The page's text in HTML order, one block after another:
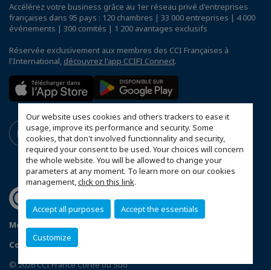
Our website uses cookies and others trackers to ease it
usage, improve its performance and security. Some
cookies, that don't involved functionnality and security,
required your consent to be used. Your choices will concern
the whole website. You will be allowed to change your
parameters at any moment. To learn more on our cookies
management,click on this link.
Accept all purposes Accept the essentials
Customize
Accélérez votre business grâce au 1er réseau privé d'entreprises
françaises dans 95 pays : 120 chambres | 33 000 entreprises | 4 000
événements | 300 comités | 1 200 avantages exclusifs
Réservée exclusivement aux membres des CCI Françaises à
l'International, découvrez l'app CCIFI Connect.
Mentions légales
Configurer vos préférences cookies
© 2026 CCI France Corée du Sud